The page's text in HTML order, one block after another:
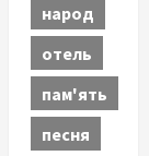
народ
отель
пам'ять
песня